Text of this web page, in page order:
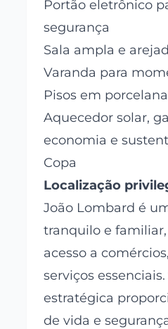
Portão eletrônico
segurança
Sala ampla e
Varanda para
Pisos em
Aquecedor solar,
economia e
Copa
Localização
João Lombard é
tranquilo e
acesso a
serviços
estratégica
de vida e